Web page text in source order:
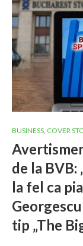
BUSINESS, COVER
de la BVB:
la fel ca
tip „The